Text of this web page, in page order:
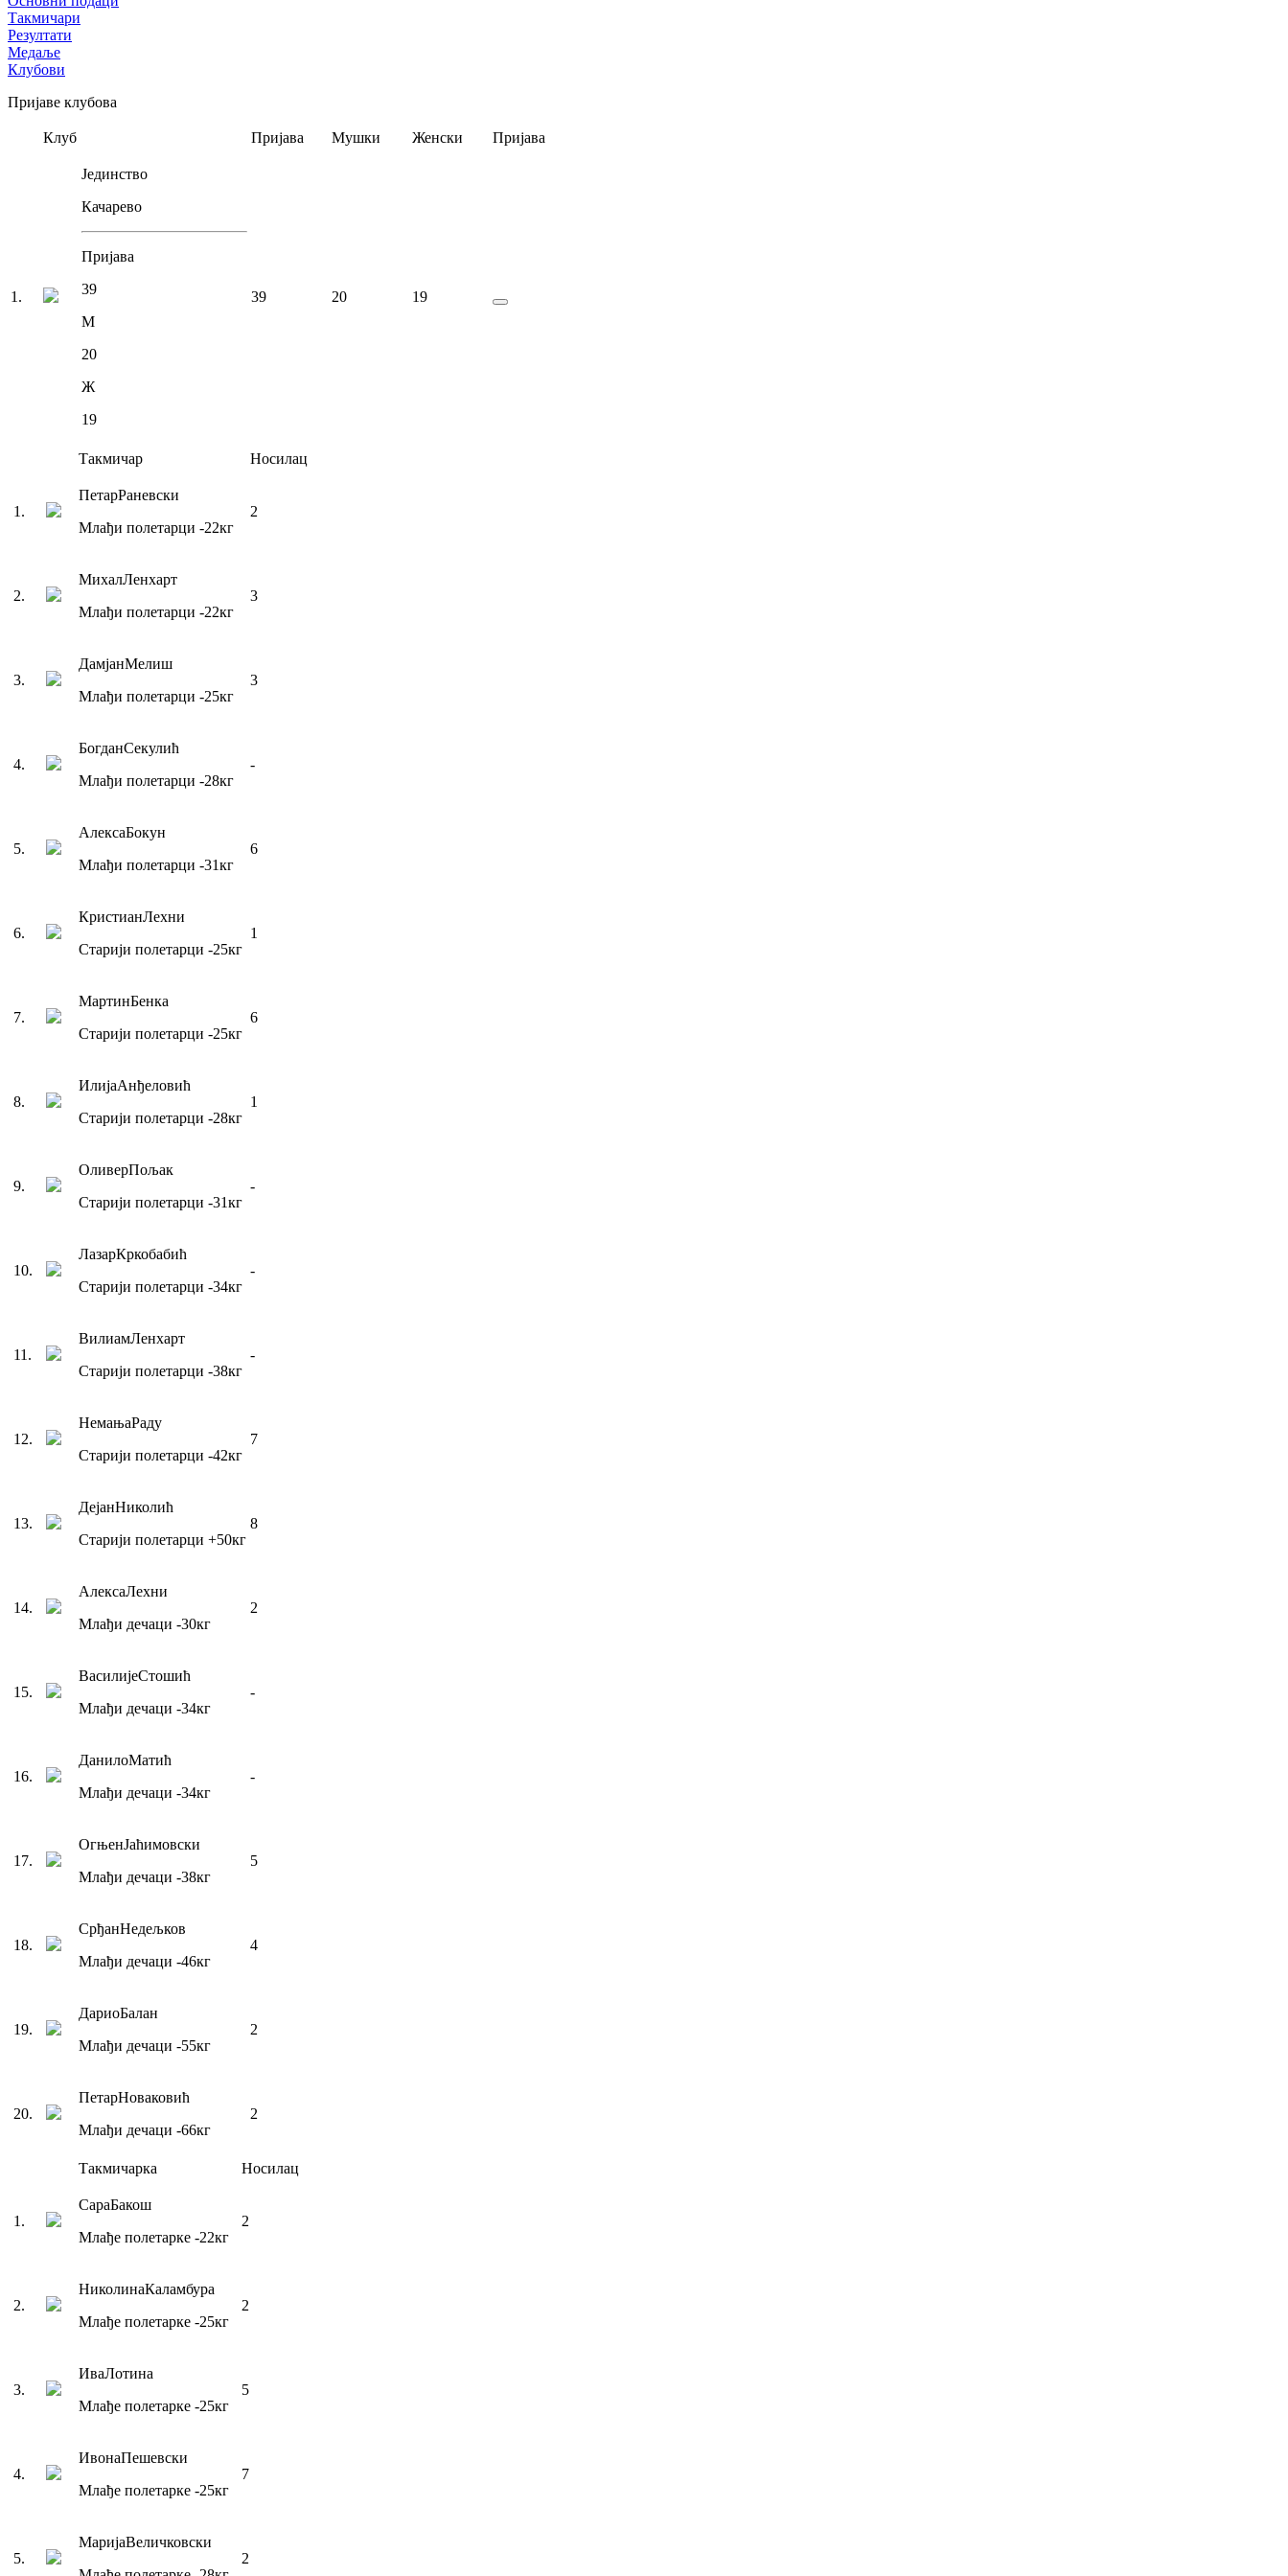
Такмичари
Резултати
Медаље
Клубови
Пријаве клубова
Клуб Пријава Мушки Женски Пријава
1 .
Јединство
Качарево
Пријава
39
М
20
Ж
19
39 20 19
Такмичар Носилац
1 .
ПетарРаневски
Млађи полетарци -22кг
2
2.
МихалЛенхарт
Млађи полетарци -22кг
3
3.
ДамјанМелиш
Млађи полетарци -25кг
3
4.
БогданСекулић
Млађи полетарци -28кг
-
5.
АлексаБокун
Млађи полетарци -31кг
6
6.
КристианЛехни
Старији полетарци -25кг
1
7.
МартинБенка
Старији полетарци -25кг
6
8.
ИлијаАнђеловић
Старији полетарци -28кг
1
9.
ОливерПољак
Старији полетарци -31кг
-
10.
ЛазарКркобабић
Старији полетарци -34кг
-
11 .
ВилиамЛенхарт
Старији полетарци -38кг
-
12.
НемањаРаду
Старији полетарци -42кг
7
13.
ДејанНиколић
Старији полетарци +50кг
8
14.
АлексаЛехни
Млађи дечаци -30кг
2
15.
ВасилијеСтошић
Млађи дечаци -34кг
-
16.
ДанилоМатић
Млађи дечаци -34кг
-
17.
ОгњенЈаћимовски
Млађи дечаци -38кг
5
18.
СрђанНедељков
Млађи дечаци -46кг
4
19.
ДариоБалан
Млађи дечаци -55кг
2
20.
ПетарНоваковић
Млађи дечаци -66кг
2
Такмичарка Носилац
1 .
СараБакош
Млађе полетарке -22кг
2
2.
НиколинаКаламбура
Млађе полетарке -25кг
2
3.
ИваЛотина
Млађе полетарке -25кг
5
4.
ИвонаПешевски
Млађе полетарке -25кг
7
5.
МаријаВеличковски
2